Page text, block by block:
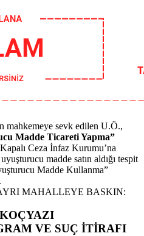
mahkemeye sevk edilen U.Ö.,
Madde Ticareti Yapma”
Ceza İnfaz Kurumu’na
madde satın aldığı tespit
Madde Kullanma”
VE SUÇ İTİRAFI